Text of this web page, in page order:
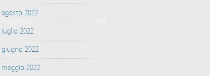
agosto 2022
luglio 2022
giugno 2022
maggio 2022